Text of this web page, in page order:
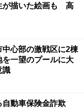
が描いた絵画も 高
心部の激戦区に2棟
一望のプールに大
識
自動車保険金詐欺